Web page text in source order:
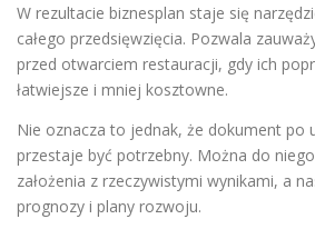
W rezultacie biznesplan staje się
całego przedsięwzięcia. Pozwala
przed otwarciem restauracji, gdy ich
łatwiejsze i mniej kosztowne.
Nie oznacza to jednak, że dokument po
przestaje być potrzebny. Można do
założenia z rzeczywistymi wynikami, a
prognozy i plany rozwoju.